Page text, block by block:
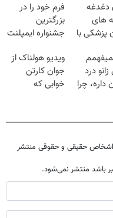
دغدغه
های
پزشکی با
فرم خود را در
بزرگترین
جشنواره ایمپلنت
فقط ۲۵ میلیون
درد
داره، چرا
ویدیو هولناک از
جوان کارتن
خوابی که
اشخاص حقیقی و حقوقی منتشر
باشد منتشر نمی‌شود.